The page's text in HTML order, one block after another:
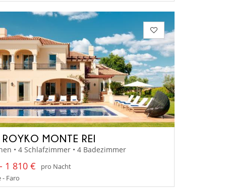
ROYKO MONTE REI
• 4 Schlafzimmer • 4 Badezimmer
1 810 €
pro Nacht
Faro